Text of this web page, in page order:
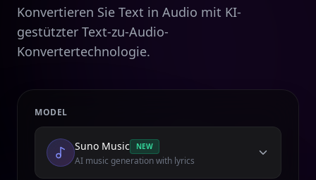
Konvertieren Sie Text in Audio mit KI-
gestützter Text-zu-Audio-
Konvertertechnologie.
MODEL
Suno Music NEW
AI music generation with lyrics